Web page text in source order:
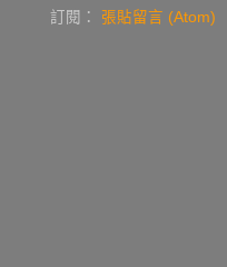
訂閱： 張貼留言 (Atom)